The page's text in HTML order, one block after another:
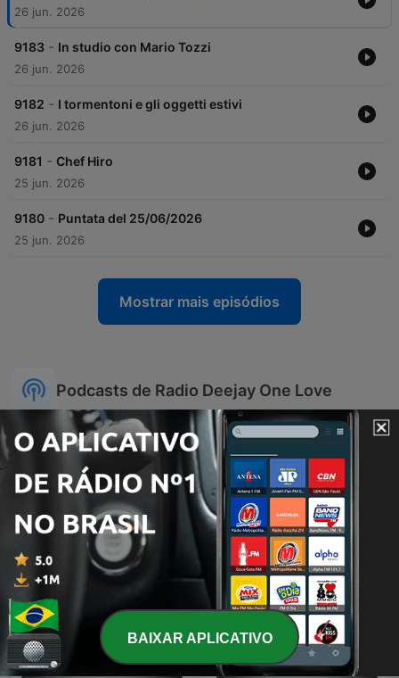
26 jun. 2026
9183 - In studio con Mario Tozzi
26 jun. 2026
9182 - I tormentoni e gli oggetti estivi
26 jun. 2026
9181 - Chef Hiro
25 jun. 2026
9180 - Puntata del 25/06/2026
25 jun. 2026
Mostrar mais episódios
Podcasts de Radio Deejay One Love
Deejay Chiama Italia Il Volo del Mattino
BAIXAR APLICATIVO